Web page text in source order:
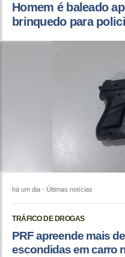
Homem é baleado
brinquedo para
há um dia - Últimas notícias
TRÁFICO DE DROGAS
PRF apreende mais
escondidas em carro